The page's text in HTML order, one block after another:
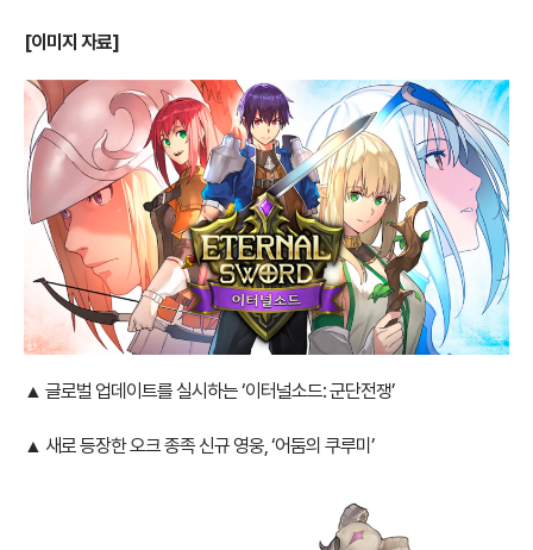
[이미지 자료]
▲ 글로벌 업데이트를 실시하는 ‘이터널소드: 군단전쟁’
▲ 새로 등장한 오크 종족 신규 영웅, ‘어둠의 쿠루미’